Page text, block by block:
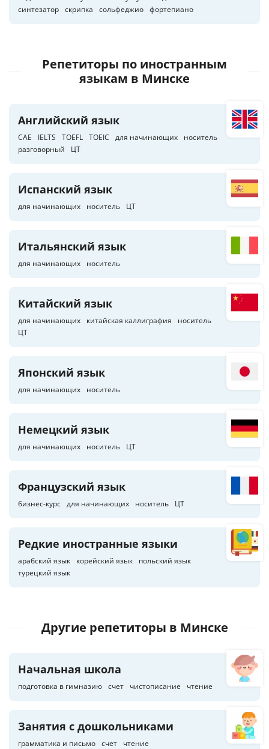
синтезатор скрипка сольфеджио фортепиано
Репетиторы по иностранным
языкам в Минске
Английский язык
CAE IELTS TOEFL TOEIC для начинающих
носитель
разговорный
ЦТ
Испанский язык
для начинающих носитель ЦТ
Итальянский язык
для начинающих носитель
Китайский язык
для начинающих китайская каллиграфия
носитель
ЦТ
Японский язык
для начинающих носитель
Немецкий язык
для начинающих носитель ЦТ
Французский язык
бизнес-курс для начинающих носитель ЦТ
Редкие иностранные языки
арабский язык корейский язык
польский язык
турецкий язык
Другие репетиторы в Минске
Начальная школа
подготовка в гимназию счет чистописание чтение
Занятия с дошкольниками
грамматика и письмо счет чтение